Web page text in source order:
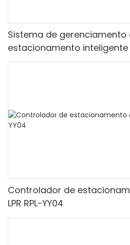
Sistema de gerenciamento
estacionamento
de bilhete de impressora e
Controlador de
LPR RPL-YY04